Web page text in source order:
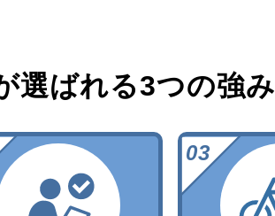
選ばれる3つの強み